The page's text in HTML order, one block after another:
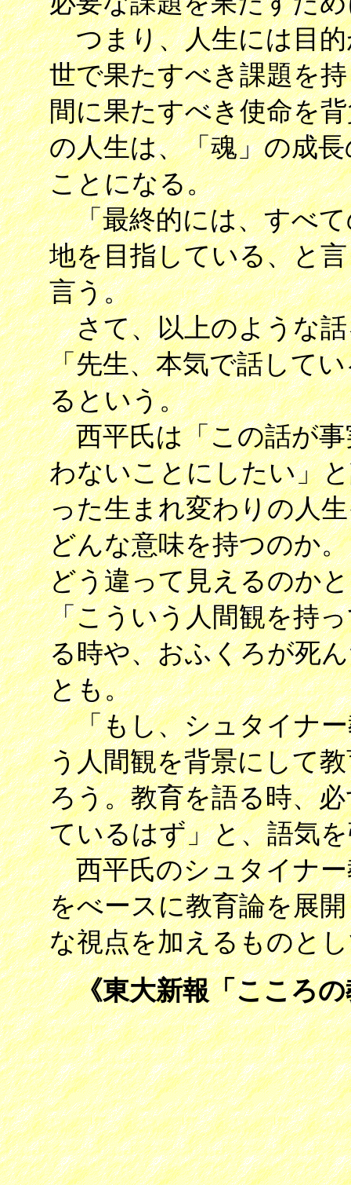
つまり、人生には目的
世で果たすべき課題を
間に果たすべき使命を
の人生は、「魂」の成
ことになる。
「最終的には、すべて
地を目指している、と
言う。
さて、以上のような話
「先生、本気で話して
るという。
西平氏は「この話が事
わないことにしたい」
った生まれ変わりの人
どんな意味を持つのか
どう違って見えるのか
「こういう人間観を持
る時や、おふくろが死
とも。
「もし、シュタイナー
う人間観を背景にして
ろう。教育を語る時、
ているはず」と、語気
西平氏のシュタイナー
をべースに教育論を展
な視点を加えるものと
《東大新報「こころ